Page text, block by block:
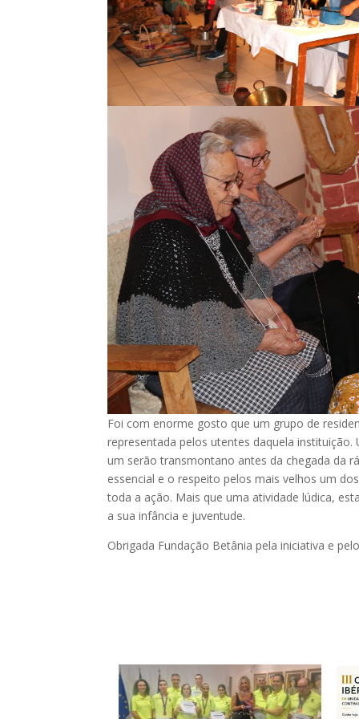
Foi com enorme gosto que um grupo de
representada pelos utentes daquela
um serão transmontano antes da chegada da
essencial e o respeito pelos mais velhos um
toda a ação. Mais que uma atividade lúdica,
a sua infância e juventude.
Obrigada Fundação Betânia pela iniciativa e